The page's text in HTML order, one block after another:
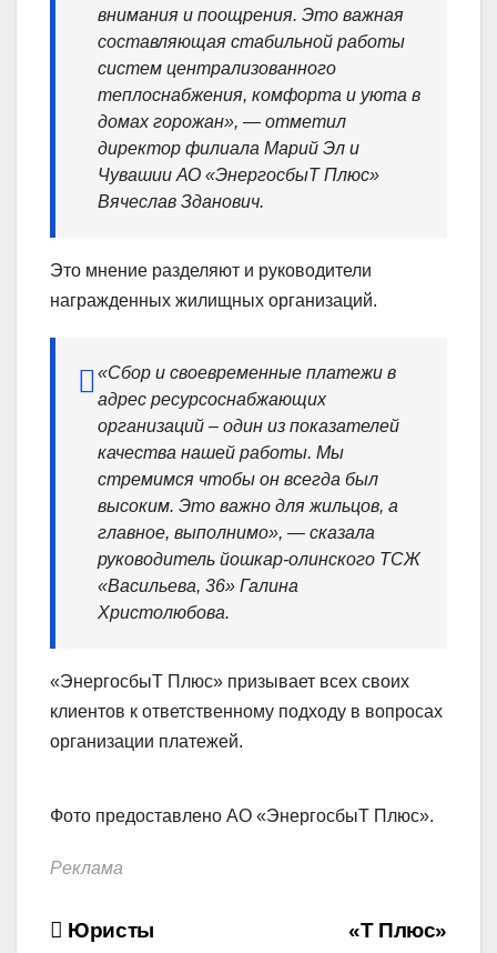
внимания и поощрения. Это важная
составляющая стабильной работы
систем централизованного
теплоснабжения, комфорта и уюта в
домах горожан», — отметил
директор филиала Марий Эл и
Чувашии АО «ЭнергосбыТ Плюс»
Вячеслав Зданович.
Это мнение разделяют и руководители
награжденных жилищных организаций.
«Сбор и своевременные платежи в
адрес ресурсоснабжающих
организаций – один из показателей
качества нашей работы. Мы
стремимся чтобы он всегда был
высоким. Это важно для жильцов, а
главное, выполнимо», — сказала
руководитель йошкар-олинского ТСЖ
«Васильева, 36» Галина
Христолюбова.
«ЭнергосбыТ Плюс» призывает всех своих
клиентов к ответственному подходу в вопросах
организации платежей.
Фото предоставлено АО «ЭнергосбыТ Плюс».
Реклама
Навигация
«Т Плюс»
Юристы